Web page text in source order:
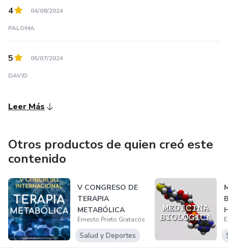
4 04/08/2024
PALOMA
5 05/07/2024
DAVID
Leer Más
Otros productos de quien creó este
contenido
V CONGRESO DE
TERAPIA
METABÓLICA
Ernesto Prieto Gratacós
Salud y Deportes